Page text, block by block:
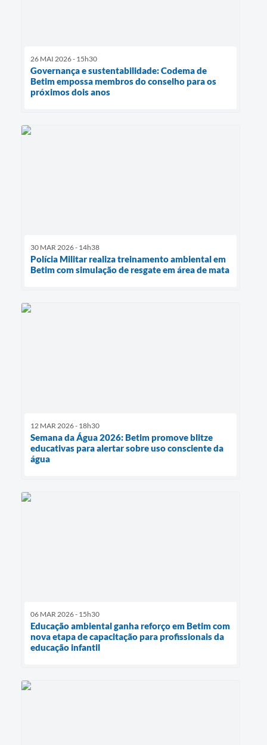
26 MAI 2026 - 15h30
Governança e sustentabilidade: Codema de
Betim empossa membros do conselho para os
próximos dois anos
30 MAR 2026 - 14h38
Polícia Militar realiza treinamento ambiental em
Betim com simulação de resgate em área de mata
12 MAR 2026 - 18h30
Semana da Água 2026: Betim promove blitze
educativas para alertar sobre uso consciente da
água
06 MAR 2026 - 15h30
Educação ambiental ganha reforço em Betim com
nova etapa de capacitação para profissionais da
educação infantil